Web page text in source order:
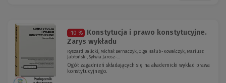
-10 %
Konstytucja i prawo konstytucyjne.
Zarys wykładu
Ryszard Balicki, Michał Bernaczyk, Olga Hałub-Kowalczyk, Mariusz
Jabłoński, Sylwia Jarosz-...
Ogół zagadnień składających się na akademicki wykład prawa
konstytucyjnego.